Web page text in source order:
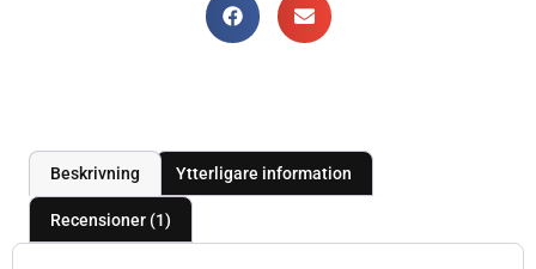
Beskrivning Ytterligare information
Recensioner (1)